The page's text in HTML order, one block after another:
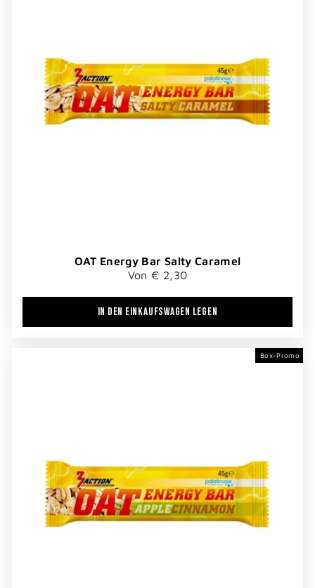
OAT Energy Bar Salty Caramel
Von € 2,30
IN DEN EINKAUFSWAGEN LEGEN
Box-Promo